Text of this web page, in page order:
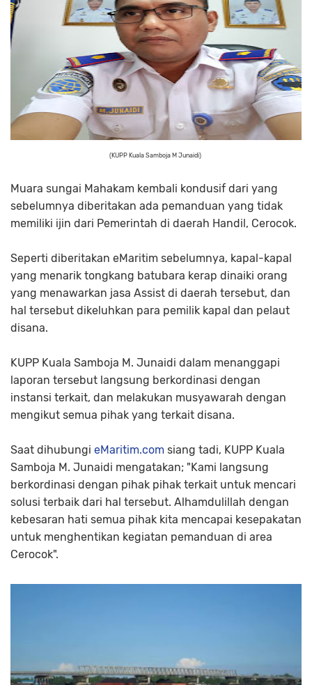
(KUPP Kuala Samboja M Junaidi)
Muara sungai Mahakam kembali kondusif dari yang
sebelumnya diberitakan ada pemanduan yang tidak
memiliki ijin dari Pemerintah di daerah Handil, Cerocok.
Seperti diberitakan eMaritim sebelumnya, kapal-kapal
yang menarik tongkang batubara kerap dinaiki orang
yang menawarkan jasa Assist di daerah tersebut, dan
hal tersebut dikeluhkan para pemilik kapal dan pelaut
disana.
KUPP Kuala Samboja M. Junaidi dalam menanggapi
laporan tersebut langsung berkordinasi dengan
instansi terkait, dan melakukan musyawarah dengan
mengikut semua pihak yang terkait disana.
Saat dihubungi eMaritim.com siang tadi, KUPP Kuala
Samboja M. Junaidi mengatakan; "Kami langsung
berkordinasi dengan pihak pihak terkait untuk mencari
solusi terbaik dari hal tersebut. Alhamdulillah dengan
kebesaran hati semua pihak kita mencapai kesepakatan
untuk menghentikan kegiatan pemanduan di area
Cerocok".